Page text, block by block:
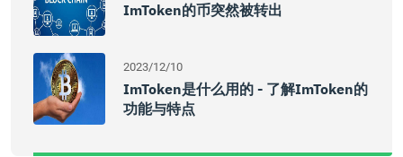
ImToken的币突然被转出
2023/12/10
ImToken是什么用的 - 了解imToken的
功能与特点